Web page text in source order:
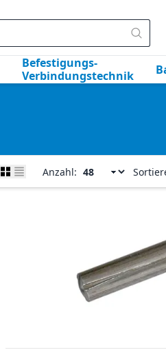
Befestigungs-
Verbindungstechnik
Anzahl: